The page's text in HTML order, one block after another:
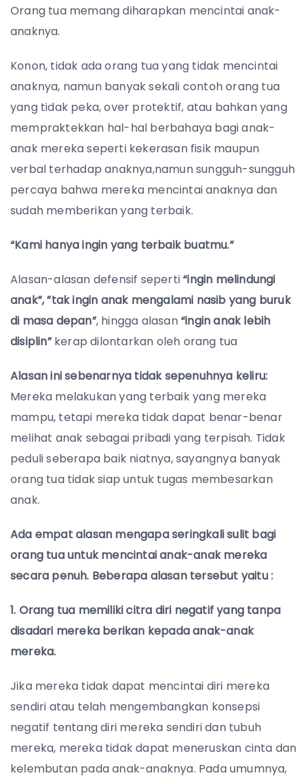
Orang tua memang diharapkan mencintai anak-
anaknya.
Konon, tidak ada orang tua yang tidak mencintai
anaknya, namun banyak sekali contoh orang tua
yang tidak peka, over protektif, atau bahkan yang
mempraktekkan hal-hal berbahaya bagi anak-
anak mereka seperti kekerasan fisik maupun
verbal terhadap anaknya,namun sungguh-sungguh
percaya bahwa mereka mencintai anaknya dan
sudah memberikan yang terbaik.
“Kami hanya ingin yang terbaik buatmu.”
Alasan-alasan defensif seperti“ingin melindungi
anak”, ”tak ingin anak mengalami nasib yang buruk
di masa depan”, hingga alasan“ingin anak lebih
disiplin”kerap dilontarkan oleh orang tua
Alasan ini sebenarnya tidak sepenuhnya keliru:
Mereka melakukan yang terbaik yang mereka
mampu, tetapi mereka tidak dapat benar-benar
melihat anak sebagai pribadi yang terpisah. Tidak
peduli seberapa baik niatnya, sayangnya banyak
orang tua tidak siap untuk tugas membesarkan
anak.
Ada empat alasan mengapa seringkali sulit bagi
orang tua untuk mencintai anak-anak mereka
secara penuh. Beberapa alasan tersebut yaitu :
1. Orang tua memiliki citra diri negatif yang tanpa
disadari mereka berikan kepada anak-anak
mereka.
Jika mereka tidak dapat mencintai diri mereka
sendiri atau telah mengembangkan konsepsi
negatif tentang diri mereka sendiri dan tubuh
mereka, mereka tidak dapat meneruskan cinta dan
kelembutan pada anak-anaknya. Pada umumnya,